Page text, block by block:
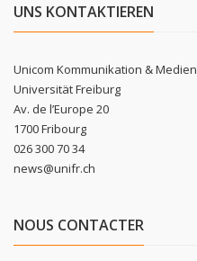
UNS KONTAKTIEREN
Unicom Kommunikation & Medien
Universität Freiburg
Av. de l’Europe 20
1700 Fribourg
026 300 70 34
news@unifr.ch
NOUS CONTACTER